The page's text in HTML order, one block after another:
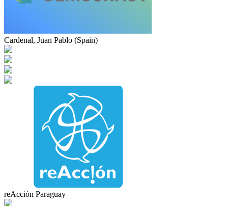
Cardenal, Juan Pablo (Spain)
reAcción Paraguay